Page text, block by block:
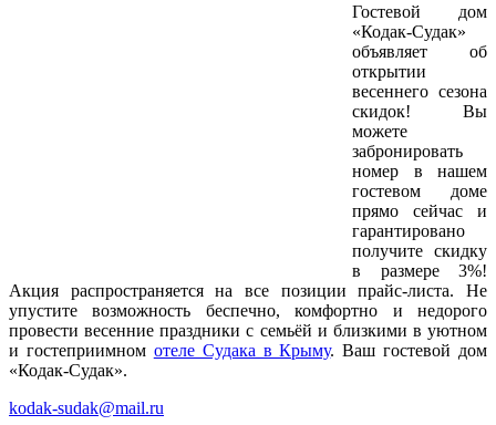
Гостевой дом
«Кодак-Судак»
объявляет об
открытии
весеннего сезона
скидок! Вы
можете
забронировать
номер в нашем
гостевом доме
прямо сейчас и
гарантировано
получите скидку
в размере 3%!
Акция распространяется на все позиции прайс-листа. Не
упустите возможность беспечно, комфортно и недорого
провести весенние праздники с семьёй и близкими в уютном
и гостеприимном отеле Судака в Крыму. Ваш гостевой дом
«Кодак-Судак».
kodak-sudak@mail.ru